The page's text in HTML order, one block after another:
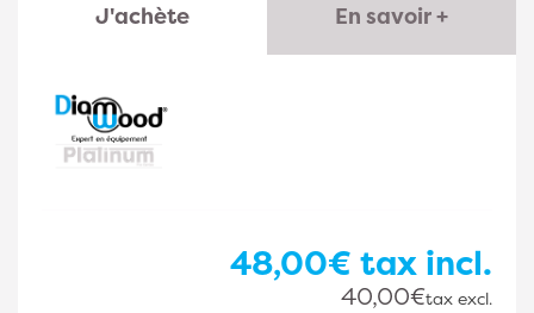
J'achète En savoir +
48,00€ tax incl.
40,00€tax excl.